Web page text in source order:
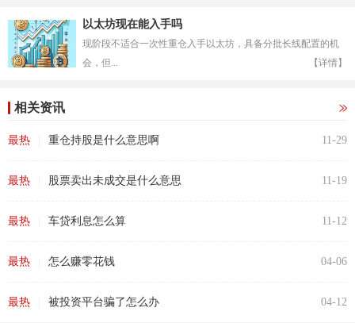
以太坊现在能入手吗
现阶段不适合一次性重仓入手以太坊，具备分批长线配置的机
会，但...
【详情】
相关资讯
最热 重仓持股是什么意思啊 11-29
最热 股票卖出未成交是什么意思 11-19
最热 车贷利息怎么算 11-12
最热 怎么赚零花钱 04-06
最热 被投资平台骗了怎么办 04-12